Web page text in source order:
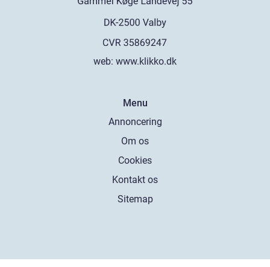
web: www.klikko.dk
Menu
Annoncering
Om os
Cookies
Kontakt os
Sitemap